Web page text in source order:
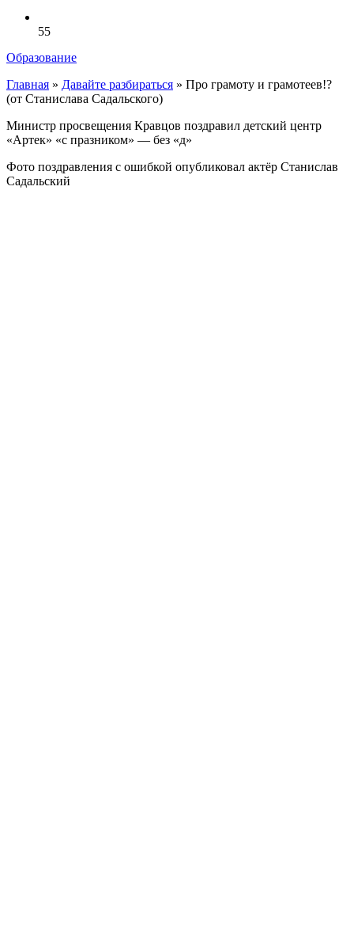
55
Образование
Главная » Давайте разбираться » Про грамоту и грамотеев!?
(от Станислава Садальского)
Министр просвещения Кравцов поздравил детский центр
«Артек» «с празником» — без «д»
Фото поздравления с ошибкой опубликовал актёр Станислав
Садальский